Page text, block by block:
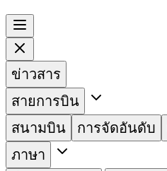
ข่าวสาร
สายการบิน
สนามบิน
การจัดอันดับ
ภาษา